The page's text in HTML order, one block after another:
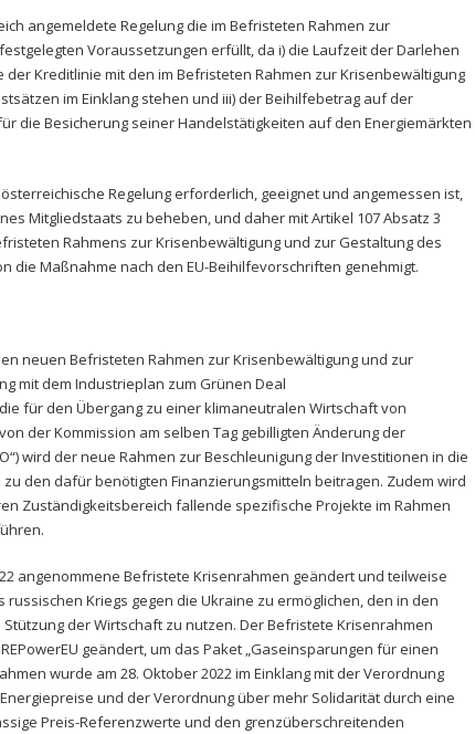
angemeldete Regelung die im Befristeten Rahmen zur
Voraussetzungen erfüllt, da i) die Laufzeit der Darlehen
der Kreditlinie mit den im Befristeten Rahmen zur Krisenbewältigung
im Einklang stehen und iii) der Beihilfebetrag auf der
die Besicherung seiner Handelstätigkeiten auf den Energiemärkten
Regelung erforderlich, geeignet und angemessen ist,
Mitgliedstaats zu beheben, und daher mit Artikel 107 Absatz 3
Rahmens zur Krisenbewältigung und zur Gestaltung des
die Maßnahme nach den EU-Beihilfevorschriften genehmigt.
neuen Befristeten Rahmen zur Krisenbewältigung und zur
mit dem Industrieplan zum Grünen Deal
für den Übergang zu einer klimaneutralen Wirtschaft von
der Kommission am selben Tag gebilligten Änderung der
wird der neue Rahmen zur Beschleunigung der Investitionen in die
den dafür benötigten Finanzierungsmitteln beitragen. Zudem wird
Zuständigkeitsbereich fallende spezifische Projekte im Rahmen
angenommene Befristete Krisenrahmen geändert und teilweise
Kriegs gegen die Ukraine zu ermöglichen, den in den
der Wirtschaft zu nutzen. Der Befristete Krisenrahmen
geändert, um das Paket „Gaseinsparungen für einen
wurde am 28. Oktober 2022 im Einklang mit der Verordnung
und der Verordnung über mehr Solidarität durch eine
Preis-Referenzwerte und den grenzüberschreitenden